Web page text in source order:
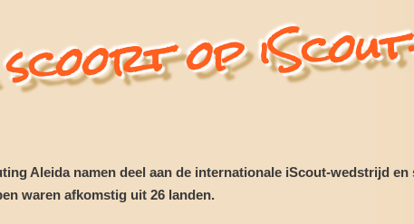
Aleidanamen deel aan de internationale iScout-wedstrijd en
waren afkomstig uit 26 landen.